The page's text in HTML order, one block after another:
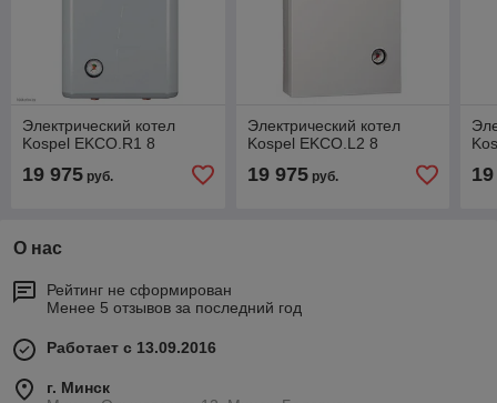
Электрический котел
Kospel EKCO.R1 8
19 975 руб.
Электрический котел
Kospel EKCO.L2 8
19 975руб.
О нас
Рейтинг не сформирован
Менее 5 отзывов за последний год
Работает с 13.09.2016
г. Минск